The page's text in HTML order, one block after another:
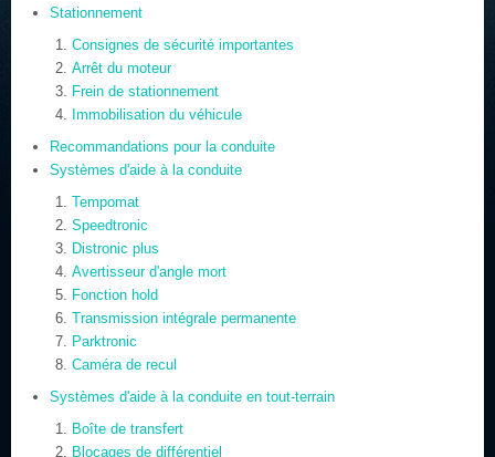
Stationnement
Consignes de sécurité importantes
Arrêt du moteur
Frein de stationnement
Immobilisation du véhicule
Recommandations pour la conduite
Systèmes d'aide à la conduite
Tempomat
Speedtronic
Distronic plus
Avertisseur d'angle mort
Fonction hold
Transmission intégrale permanente
Parktronic
Caméra de recul
Systèmes d'aide à la conduite en tout-terrain
Boîte de transfert
Blocages de différentiel